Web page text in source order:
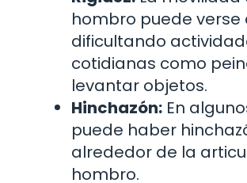
hombro puede
dificultando
cotidianas como
levantar objetos.
Hinchazón: En
puede haber
alrededor de la
hombro.